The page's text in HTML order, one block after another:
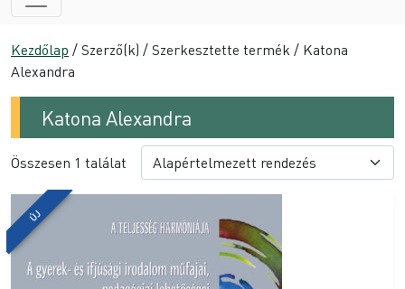
Kezdőlap / Szerző(k) / Szerkesztette termék / Katona
Alexandra
Katona Alexandra
Összesen 1 találat
ÚJ